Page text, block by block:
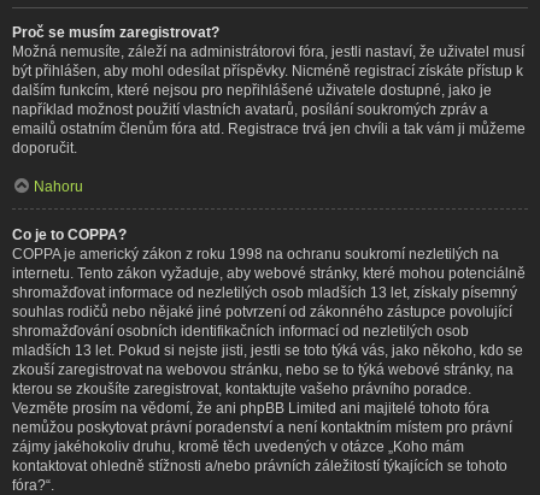
Proč se musím zaregistrovat?
Možná nemusíte, záleží na administrátorovi fóra, jestli nastaví, že uživatel musí
být přihlášen, aby mohl odesílat příspěvky. Nicméně registrací získáte přístup k
dalším funkcím, které nejsou pro nepřihlášené uživatele dostupné, jako je
například možnost použití vlastních avatarů, posílání soukromých zpráv a
emailů ostatním členům fóra atd. Registrace trvá jen chvíli a tak vám ji můžeme
doporučit.
Nahoru
Co je to COPPA?
COPPA je americký zákon z roku 1998 na ochranu soukromí nezletilých na
internetu. Tento zákon vyžaduje, aby webové stránky, které mohou potenciálně
shromažďovat informace od nezletilých osob mladších 13 let, získaly písemný
souhlas rodičů nebo nějaké jiné potvrzení od zákonného zástupce povolující
shromažďování osobních identifikačních informací od nezletilých osob
mladších 13 let. Pokud si nejste jisti, jestli se toto týká vás, jako někoho, kdo se
zkouší zaregistrovat na webovou stránku, nebo se to týká webové stránky, na
kterou se zkoušíte zaregistrovat, kontaktujte vašeho právního poradce.
Vezměte prosím na vědomí, že ani phpBB Limited ani majitelé tohoto fóra
nemůžou poskytovat právní poradenství a není kontaktním místem pro právní
zájmy jakéhokoliv druhu, kromě těch uvedených v otázce „Koho mám
kontaktovat ohledně stížnosti a/nebo právních záležitostí týkajících se tohoto
fóra?“.